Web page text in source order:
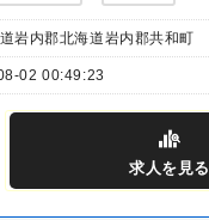
岩内郡北海道岩内郡共和町
02 00:49:23
求人 を見る